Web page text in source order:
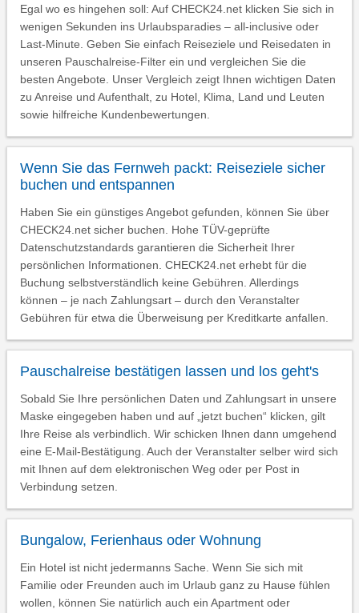
Egal wo es hingehen soll: Auf CHECK24.net klicken Sie sich in
wenigen Sekunden ins Urlaubsparadies – all-inclusive oder
Last-Minute. Geben Sie einfach Reiseziele und Reisedaten in
unseren Pauschalreise-Filter ein und vergleichen Sie die
besten Angebote. Unser Vergleich zeigt Ihnen wichtigen Daten
zu Anreise und Aufenthalt, zu Hotel, Klima, Land und Leuten
sowie hilfreiche Kundenbewertungen.
Wenn Sie das Fernweh packt: Reiseziele sicher
buchen und entspannen
Haben Sie ein günstiges Angebot gefunden, können Sie über
CHECK24.net sicher buchen. Hohe TÜV-geprüfte
Datenschutzstandards garantieren die Sicherheit Ihrer
persönlichen Informationen. CHECK24.net erhebt für die
Buchung selbstverständlich keine Gebühren. Allerdings
können – je nach Zahlungsart – durch den Veranstalter
Gebühren für etwa die Überweisung per Kreditkarte anfallen.
Pauschalreise bestätigen lassen und los geht's
Sobald Sie Ihre persönlichen Daten und Zahlungsart in unsere
Maske eingegeben haben und auf „jetzt buchen“ klicken, gilt
Ihre Reise als verbindlich. Wir schicken Ihnen dann umgehend
eine E-Mail-Bestätigung. Auch der Veranstalter selber wird sich
mit Ihnen auf dem elektronischen Weg oder per Post in
Verbindung setzen.
Bungalow, Ferienhaus oder Wohnung
Ein Hotel ist nicht jedermanns Sache. Wenn Sie sich mit
Familie oder Freunden auch im Urlaub ganz zu Hause fühlen
wollen, können Sie natürlich auch ein Apartment oder